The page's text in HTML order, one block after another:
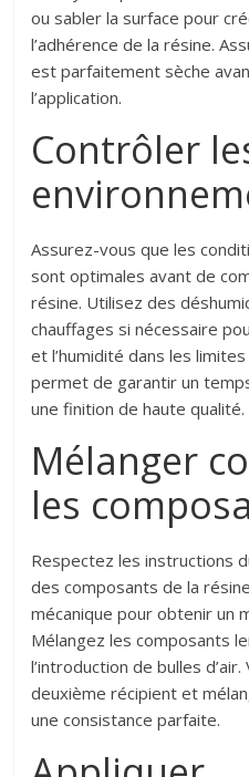
ou sabler la surface pour
l’adhérence de la résine.
est parfaitement sèche
l’application.
Contrôler
Assurez-vous que les
sont optimales avant de
résine. Utilisez des
chauffages si nécessaire
et l’humidité dans les
permet de garantir un
une finition de haute qualité.
Mélanger
les
Respectez les instructions
des composants de la
mécanique pour obtenir un
Mélangez les composants
l’introduction de bulles
deuxième récipient et
une consistance parfaite.